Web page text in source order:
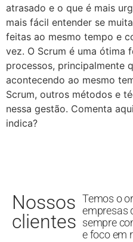
atrasado e o que é mais
mais fácil entender se
feitas ao mesmo tempo e
vez. O Scrum é uma ótima
processos, principalmente
acontecendo ao mesmo
Scrum, outros métodos e
nessa gestão. Comenta
indica?
Nossos
clientes
Temos o
empresas
sempre
e foco em